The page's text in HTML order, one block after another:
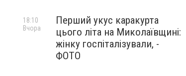
Перший укус каракурта
цього літа на Миколаївщині:
жінку госпіталізували, -
ФОТО
18:10
Вчора